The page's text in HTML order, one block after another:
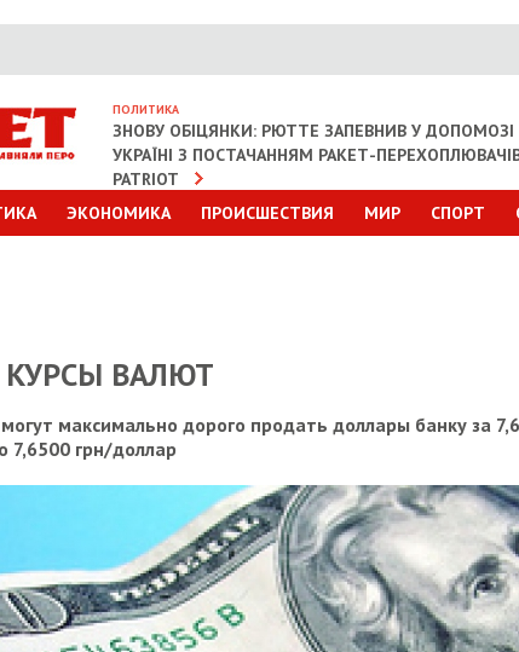
ПОЛИТИКА
ЗНОВУ ОБІЦЯНКИ: РЮТТЕ ЗАПЕВНИВ У ДОПОМОЗІ
УКРАЇНІ З ПОСТАЧАННЯМ РАКЕТ-
PATRIOT
ЭКОНОМИКА ПРОИСШЕСТВИЯ МИР СПОРТ
ВАЛЮТ
максимально дорого продать доллары банку за
7,6500 грн/доллар